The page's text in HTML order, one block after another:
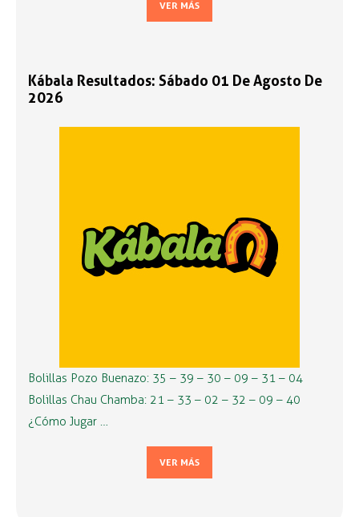
VER MÁS
Kábala Resultados: Sábado 01 De Agosto De
2026
Bolillas Pozo Buenazo: 35 – 39 – 30 – 09 – 31 – 04
Bolillas Chau Chamba: 21 – 33 – 02 – 32 – 09 – 40
¿Cómo Jugar …
VER MÁS